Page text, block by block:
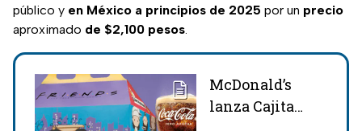
público y en México a principios de 2025 por un precio
aproximado de $2,100 pesos.
McDonald’s
lanza Cajita